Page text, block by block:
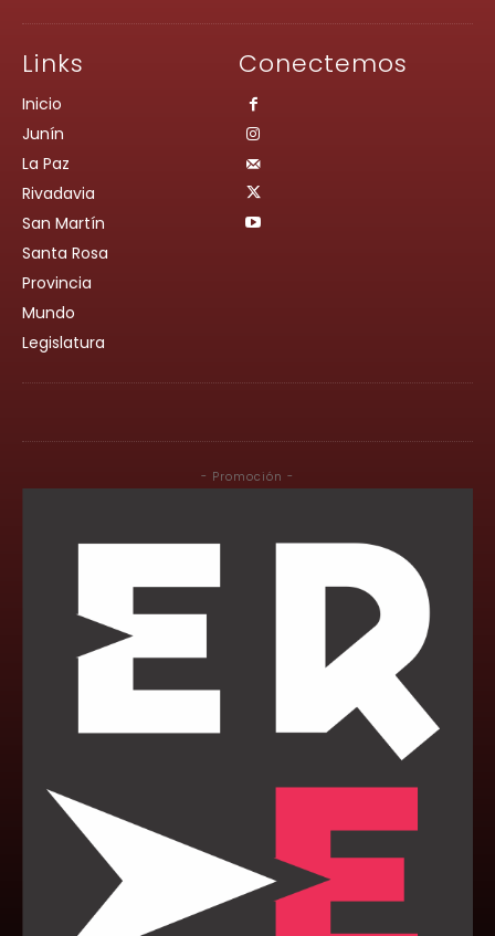
Links
Inicio
Junín
La Paz
Rivadavia
San Martín
Santa Rosa
Provincia
Mundo
Legislatura
Conectemos
- Promoción -